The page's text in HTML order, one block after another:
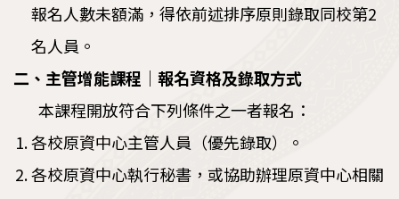
報名人數未額滿，得依前述排序原則錄取同校第2
名人員。
二、主管增能課程｜報名資格及錄取方式
本課程開放符合下列條件之一者報名：
各校原資中心主管人員（優先錄取）。
各校原資中心執行秘書，或協助辦理原資中心相關